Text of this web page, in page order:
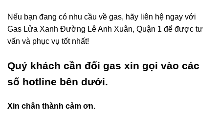
Nếu bạn đang có nhu cầu về gas, hãy liên hệ ngay với
Gas Lửa Xanh Đường Lê Anh Xuân, Quận 1 để được tư
vấn và phục vụ tốt nhất!
Quý khách cần đổi gas xin gọi vào các
số hotline bên dưới.
Xin chân thành cảm ơn.